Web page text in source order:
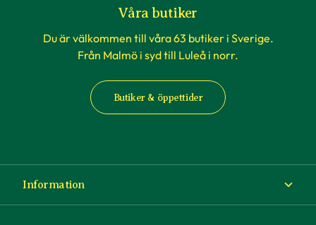
Våra butiker
Du är välkommen till våra 63 butiker i Sverige.
Från Malmö i syd till Luleå i norr.
Butiker & öppettider
Information